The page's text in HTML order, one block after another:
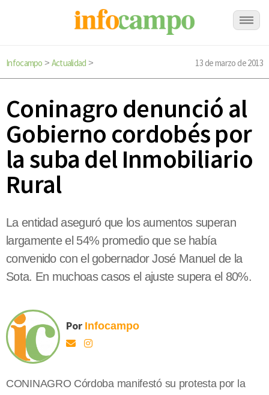
Infocampo > Actualidad > 13 de marzo de 2013
Coninagro denunció al
Gobierno cordobés por
la suba del Inmobiliario
Rural
La entidad aseguró que los aumentos superan
largamente el 54% promedio que se había
convenido con el gobernador José Manuel de la
Sota. En muchoas casos el ajuste supera el 80%.
Por Infocampo
CONINAGRO Córdoba manifestó su protesta por la